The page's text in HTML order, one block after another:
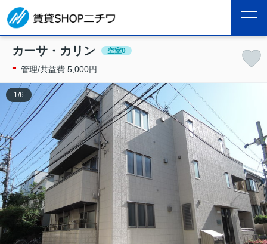
カーサ・カリン 空室0
- 管理/共益費 5,000円
1 /6